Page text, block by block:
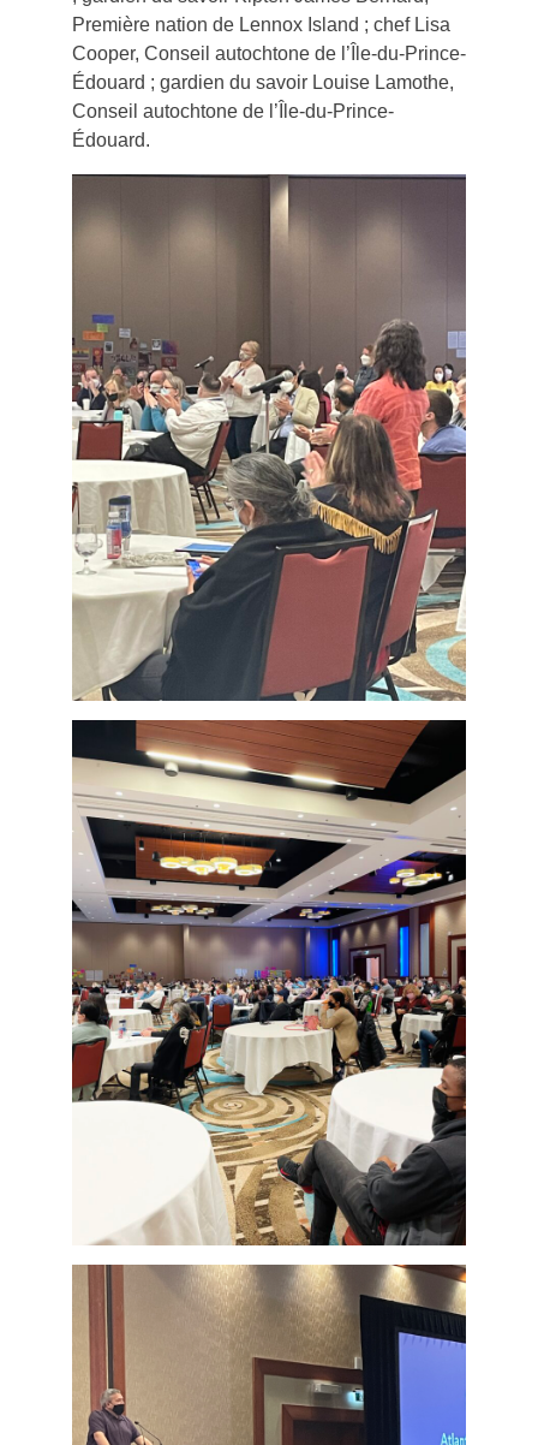
Première nation de Lennox Island ; chef Lisa
Cooper, Conseil autochtone de l’Île-du-Prince-
Édouard ; gardien du savoir Louise Lamothe,
Conseil autochtone de l’Île-du-Prince-
Édouard.